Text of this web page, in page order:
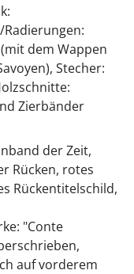
dem Wappen
Stecher:
Zierbänder
der Zeit,
Rücken, rotes
Rückentitelschild,
"Conte
auf vorderem